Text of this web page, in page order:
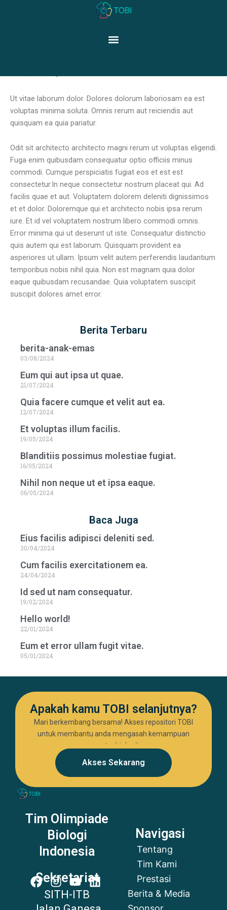
Menu
Adipisci sint fuga odio
quibusdam.
Ut vitae laborum dolor. Dolores dolorum laboriosam ea est
voluptas minima soluta. Omnis rerum aut reiciendis aut
quisquam ea quia pariatur.
Odit sit architecto architecto magni rerum ut voluptas eligendi.
Fuga enim quibusdam consequatur optio officiis minus
commodi. Cumque perspiciatis fugiat eos et est est
consectetur.In neque consectetur nostrum placeat qui. Ad
facilis quae et aut. Voluptatem dolorem deleniti dignissimos
et et dolor. Doloremque qui et architecto nobis ipsa rerum
iure. Et id vel voluptatem nostrum libero commodi omnis.
Error minima qui ut deserunt ut iste. Consequatur distinctio
quis autem qui est laborum. Quisquam provident ea
asperiores ut ullam. Ipsum velit autem perferendis laudantium
temporibus nobis nihil quia. Non est magnam quia dolor
eaque quibusdam recusandae. Quia voluptatem suscipit
suscipit dolores amet error.
Berita Terbaru
berita-anak-emas
03/08/2024
Eum qui aut ipsa ut quae.
21/07/2024
Quia facere cumque et velit aut ea.
12/07/2024
Et voluptas illum facilis.
19/05/2024
Blanditiis possimus molestiae fugiat.
16/05/2024
Nihil non neque ut et ipsa eaque.
06/05/2024
Baca Juga
Eius facilis adipisci deleniti sed.
30/04/2024
Cum facilis exercitationem ea.
24/04/2024
Id sed ut nam consequatur.
19/02/2024
Hello world!
22/01/2024
Eum et error ullam fugit vitae.
05/01/2024
Apakah kamu TOBI selanjutnya?
Mari berkembang bersama! Akses repositori TOBI
untuk membantu anda mengasah kemampuan
seputar biologi!
Akses Sekarang
Tim Olimpiade
Biologi
Indonesia
Sekretariat
SITH-ITB
Navigasi
Tentang
Tim Kami
Prestasi
Berita & Media